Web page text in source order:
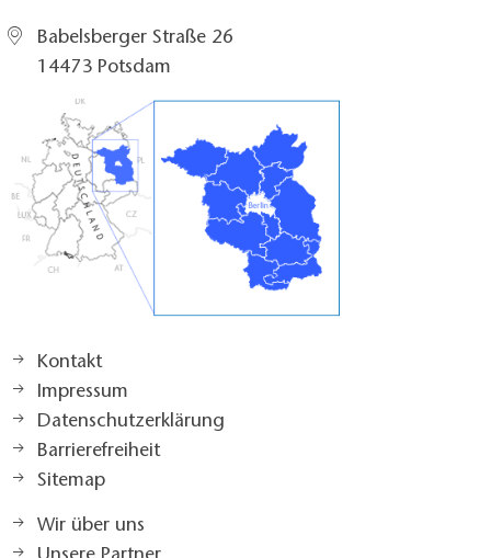
Babelsberger Straße 26
14473 Potsdam
Kontakt
Impressum
Datenschutzerklärung
Barrierefreiheit
Sitemap
Wir über uns